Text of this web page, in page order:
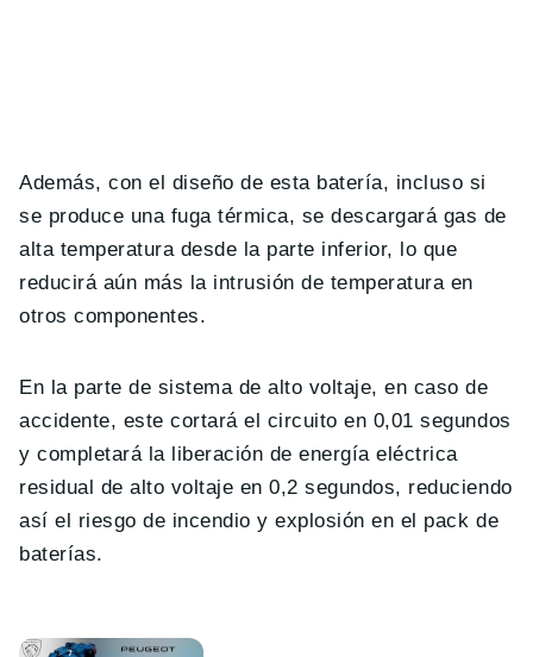
Además, con el diseño de esta batería, incluso si
se produce una fuga térmica, se descargará gas de
alta temperatura desde la parte inferior, lo que
reducirá aún más la intrusión de temperatura en
otros componentes.
En la parte de sistema de alto voltaje, en caso de
accidente, este cortará el circuito en 0,01 segundos
y completará la liberación de energía eléctrica
residual de alto voltaje en 0,2 segundos, reduciendo
así el riesgo de incendio y explosión en el pack de
baterías.